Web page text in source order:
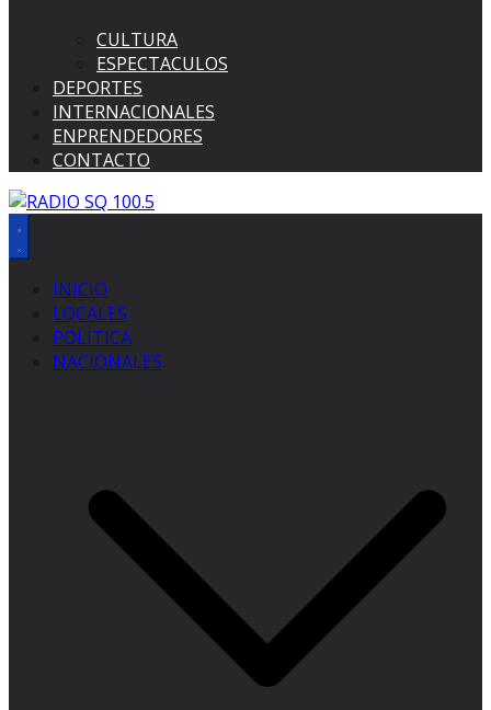
CULTURA
ESPECTACULOS
DEPORTES
INTERNACIONALES
ENPRENDEDORES
CONTACTO
INICIO
LOCALES
POLITICA
NACIONALES